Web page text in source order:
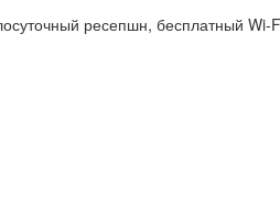
ресепшн, бесплатный Wi-